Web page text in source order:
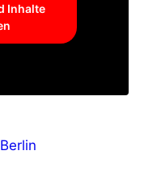
Inhalte